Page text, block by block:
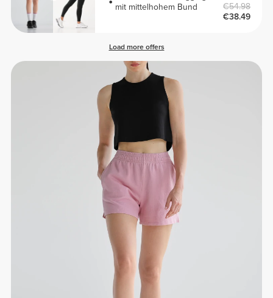
mit mittelhohem Bund
€54.98
€38.49
Load more offers